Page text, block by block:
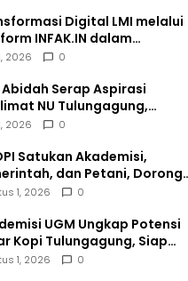
Digital LMI melalui
INFAK.IN dalam
Penghimpunan
2026 0
Abidah Serap Aspirasi
NU Tulungagung,
Penguatan Peran
2026 0
Satukan Akademisi,
dan Petani, Dorong
Hutan serta Daya
1, 2026 0
UGM Ungkap Potensi
Kopi Tulungagung, Siap
di Pasar Nasional hingga
1, 2026 0